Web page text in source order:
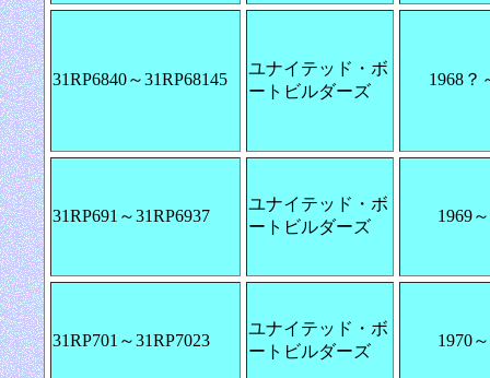
31RP6840～31RP68145
ユナイテッド・ボ
ートビルダーズ
1968？
31RP691～31RP6937
ユナイテッド・ボ
ートビルダーズ
1969
31RP701～31RP7023
ユナイテッド・ボ
ートビルダーズ
1970